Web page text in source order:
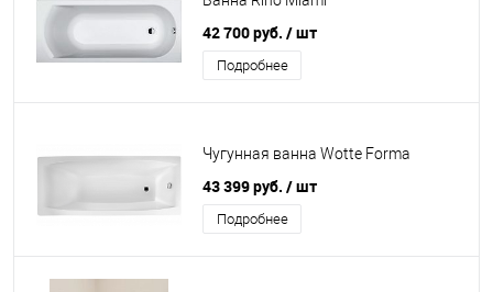
42 700 руб. / шт
Подробнее
Чугунная ванна Wotte Forma
43 399 руб. / шт
Подробнее